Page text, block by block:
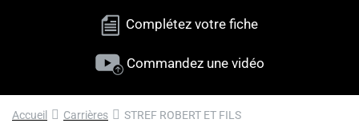
Complétez votre fiche
Commandez une vidéo
Accueil Carrières STREF ROBERT ET FILS